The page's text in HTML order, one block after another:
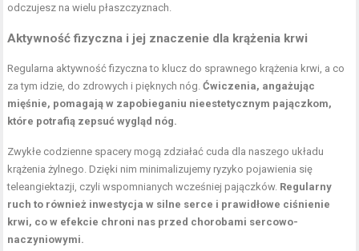
odczujesz na wielu płaszczyznach.
Aktywność fizyczna i jej znaczenie dla krążenia krwi
Regularna aktywność fizyczna to klucz do sprawnego krążenia krwi, a co
za tym idzie, do zdrowych i pięknych nóg.Ćwiczenia, angażując
mięśnie, pomagają w zapobieganiu nieestetycznym pajączkom,
które potrafią zepsuć wygląd nóg.
Zwykłe codzienne spacery mogą zdziałać cuda dla naszego układu
krążenia żylnego. Dzięki nim minimalizujemy ryzyko pojawienia się
teleangiektazji, czyli wspomnianych wcześniej pajączków. Regularny
ruch to również inwestycja w silne serce i prawidłowe ciśnienie
krwi, co w efekcie chroni nas przed chorobami sercowo-
naczyniowymi.